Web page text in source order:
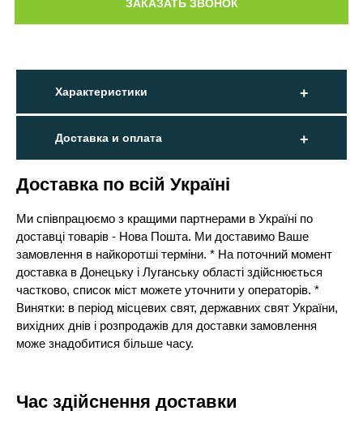
Характеристики
Доставка и оплата
Доставка по всій Україні
Ми співпрацюємо з кращими партнерами в Україні по
доставці товарів - Нова Пошта. Ми доставимо Ваше
замовлення в найкоротші терміни. * На поточний момент
доставка в Донецьку і Луганську області здійснюється
частково, список міст можете уточнити у операторів. *
Винятки: в період місцевих свят, державних свят України,
вихідних днів і розпродажів для доставки замовлення
може знадобитися більше часу.
Час здійснення доставки